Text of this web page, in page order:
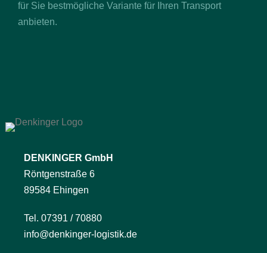
für Sie bestmögliche Variante für Ihren Transport
anbieten.
DENKINGER GmbH
Röntgenstraße 6
89584 Ehingen
Tel. 07391 / 70880
info@denkinger-logistik.de